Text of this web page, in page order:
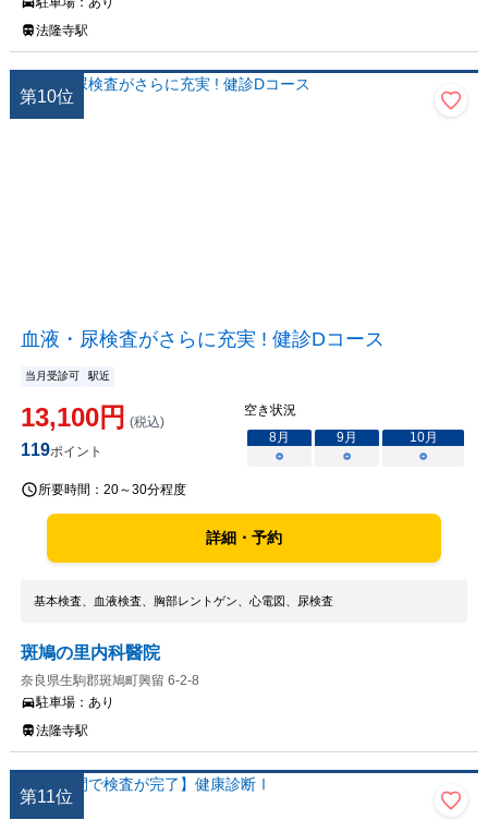
法隆寺駅
第10位
血液・尿検査がさらに充実 ! 健診Dコース
当月受診可 駅近
13,100円 (税込)
119ポイント
空き状況
8月 9月 10月
○
○ ○
所要時間： 20～30分程度
詳細・予約
基本検査、血液検査、胸部レントゲン、心電図、尿検査
斑鳩の里内科醫院
奈良県生駒郡斑鳩町興留 6-2-8
駐車場： あり
法隆寺駅
第11位